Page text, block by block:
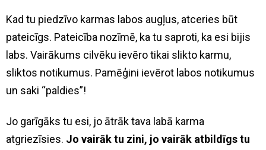
Kad tu piedzīvo karmas labos augļus, atceries būt
pateicīgs. Pateicība nozīmē, ka tu saproti, ka esi bijis
labs. Vairākums cilvēku ievēro tikai slikto karmu,
sliktos notikumus. Pamēģini ievērot labos notikumus
un saki “paldies”!
Jo garīgāks tu esi, jo ātrāk tava labā karma
atgriezīsies. Jo vairāk tu zini, jo vairāk atbildīgs tu